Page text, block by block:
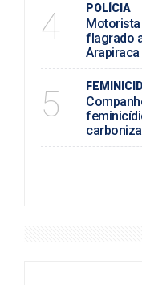
4 POLÍCIA
Motorista
flagrado
Arapiraca
5